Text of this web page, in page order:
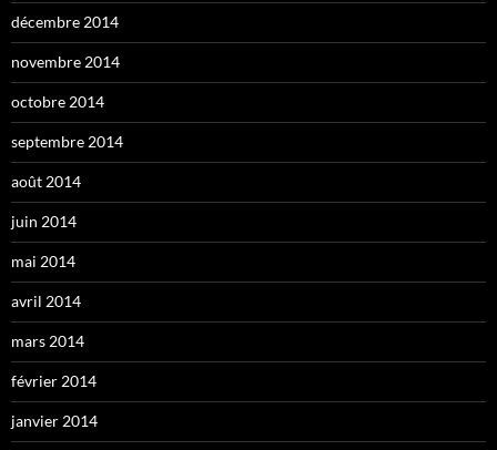
décembre 2014
novembre 2014
octobre 2014
septembre 2014
août 2014
juin 2014
mai 2014
avril 2014
mars 2014
février 2014
janvier 2014